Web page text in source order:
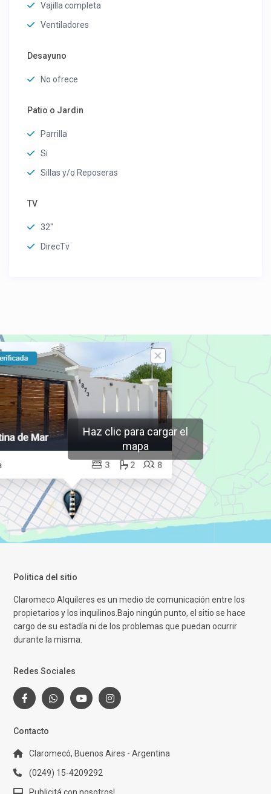
Vajilla completa
Ventiladores
Desayuno
No ofrece
Patio o Jardin
Parrilla
Si
Sillas y/o Reposeras
TV
32"
DirecTv
Haz clic para cargar el
mapa
Politica del sitio
Claromeco Alquileres es un medio de comunicación entre los
propietarios y los inquilinos.Bajo ningún punto, el sitio se hace
cargo de su estadía ni de los problemas que puedan ocurrir
durante la misma.
Redes Sociales
Contacto
Claromecó, Buenos Aires - Argentina
(0249) 15-4209292